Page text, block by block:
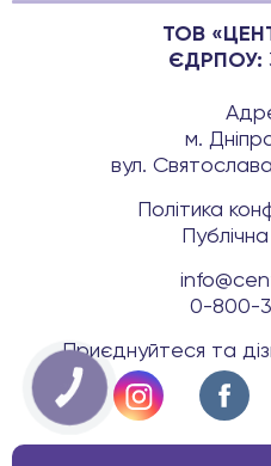
ТОВ
ЄДРПОУ:
м.
вул.
Політика
0-800-
Приєднуйтеся та
КНОПКА
ЗВ'ЯЗКУ